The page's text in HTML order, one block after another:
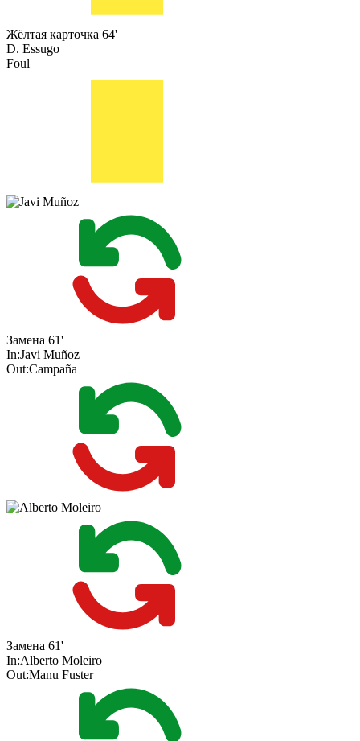
Жёлтая карточка 64'
D. Essugo
Foul
Замена 61'
In:Javi Muñoz
Out:Campaña
Замена 61'
In:Alberto Moleiro
Out:Manu Fuster